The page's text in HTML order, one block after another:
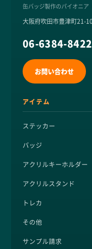
缶バッジ製作のパイオニア
大阪府吹田市豊津町21-
06-6384-8422
お問い合わせ
アイテム
ステッカー
バッジ
アクリルキーホルダー
アクリルスタンド
トレカ
その他
サンプル請求